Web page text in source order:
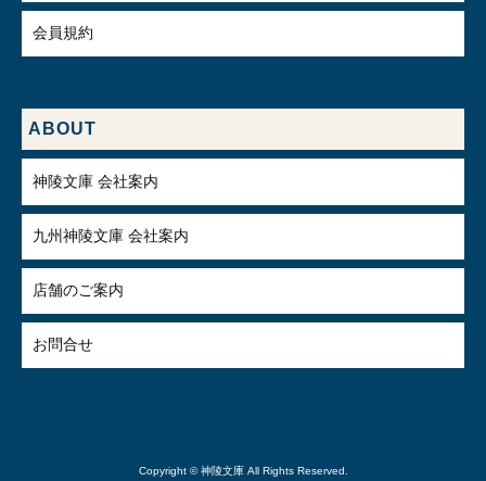
会員規約
ABOUT
神陵文庫 会社案内
九州神陵文庫 会社案内
店舗のご案内
お問合せ
Copyright © 神陵文庫 All Rights Reserved.